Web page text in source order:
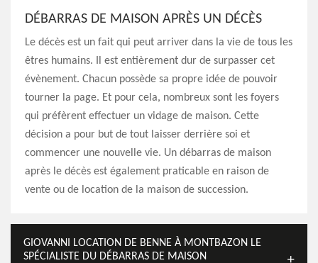
DÉBARRAS DE MAISON APRÈS UN DÉCÈS
Le décès est un fait qui peut arriver dans la vie de tous les
êtres humains. Il est entièrement dur de surpasser cet
évènement. Chacun possède sa propre idée de pouvoir
tourner la page. Et pour cela, nombreux sont les foyers
qui préfèrent effectuer un vidage de maison. Cette
décision a pour but de tout laisser derrière soi et
commencer une nouvelle vie. Un débarras de maison
après le décès est également praticable en raison de
vente ou de location de la maison de succession.
GIOVANNI LOCATION DE BENNE À MONTBAZON LE
SPÉCIALISTE DU DÉBARRAS DE MAISON